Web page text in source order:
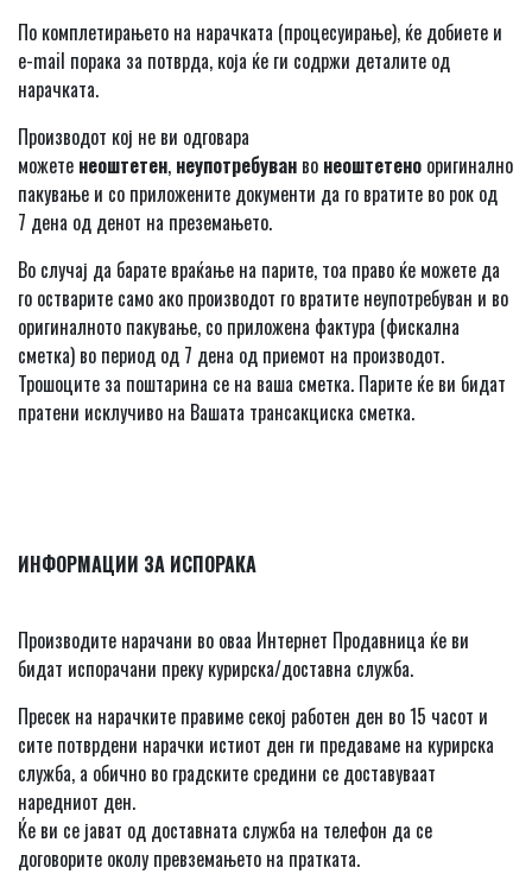
По комплетирањето на нарачката (процесуирање), ќе добиете и
e-mail порака за потврда, која ќе ги содржи деталите од
нарачката.
Производот кој не ви одговара
можете неоштетен, неупотребуван во неоштетено оригинално
пакување и со приложените документи да го вратите во рок од
7 дена од денот на преземањето.
Во случај да барате враќање на парите, тоа право ќе можете да
го остварите само ако производот го вратите неупотребуван и во
оригиналното пакување, со приложена фактура (фискална
сметка) во период од 7 дена од приемот на производот.
Трошоците за поштарина се на ваша сметка. Парите ќе ви бидат
пратени исклучиво на Вашата трансакциска сметка.
ИНФОРМАЦИИ ЗА ИСПОРАКА
Производите нарачани во оваа Интернет Продавница ќе ви
бидат испорачани преку курирска/доставна служба.
Пресек на нарачките правиме секој работен ден во 15 часот и
сите потврдени нарачки истиот ден ги предаваме на курирска
служба, а обично во градските средини се доставуваат
наредниот ден.
Ќе ви се јават од доставната служба на телефон да се
договорите околу превземањето на пратката.